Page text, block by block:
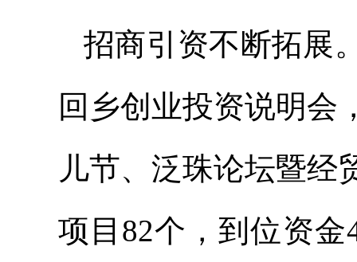
招商引资不断拓展
回乡创业投资说明会
儿节、泛珠论坛暨经
项目82个，到位资